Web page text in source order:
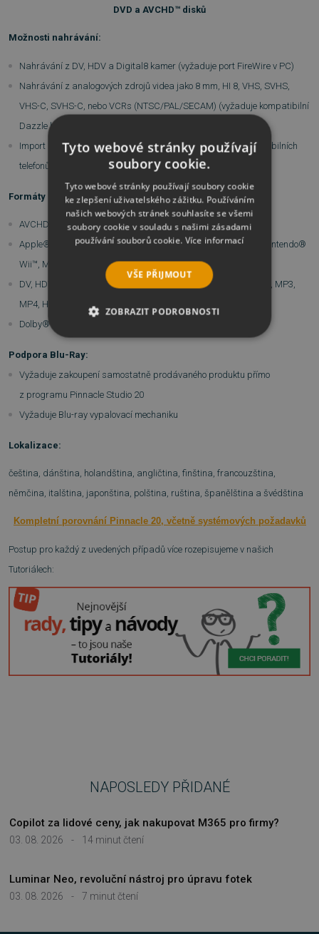
DVD a AVCHD™ disků
Možnosti nahrávání:
Nahrávání z DV, HDV a Digital8 kamer (vyžaduje port FireWire v PC)
Nahrávání z analogových zdrojů videa jako 8 mm, HI 8, VHS, SVHS,
VHS-C, SVHS-C, nebo VCRs (NTSC/PAL/SECAM) (vyžaduje kompatibilní
Dazzle hardware)
Import z AVCHD™ a dalších kamer, digitálních fotoaparátů, mobilních
telefonů a dalších
Formáty pro export:
AVCHD™, DVD (DVD-R, DVD-RW, DVD+R nebo DVD+RW, DL)
Apple® iPod®/iPhone®/iPad®/TV, Sony® PSP®/PS3/PS4, Nintendo®
Wii™, Microsoft® Xbox® kompatibilní formáty
DV, HDV, AVI, DivX, WMV, MPEG-1/-2/-4, Flash, 3GP, WAV, MP2, MP3,
MP4, H.264, DivX Plus® MKV, JPEG, TIF, TGA, BMP
Dolby® Digital 5.1-kanálový zvuk
Podpora Blu-Ray:
Vyžaduje zakoupení samostatně prodávaného produktu přímo
z programu Pinnacle Studio 20
Vyžaduje Blu-ray vypalovací mechaniku
Lokalizace:
čeština, dánština, holandština, angličtina, finština, francouzština,
němčina, italština, japonština, polština, ruština, španělština a švédština
Kompletní porovnání Pinnacle 20, včetně systémových požadavků
Postup pro každý z uvedených případů více rozepisujeme v našich
Tutoriálech:
NAPOSLEDY PŘIDANÉ
03. 08. 2026 - 14 minut čtení
Copilot za lidové ceny, jak nakupovat M365 pro firmy?
03. 08. 2026 - 7 minut čtení
Luminar Neo, revoluční nástroj pro úpravu fotek
Tyto webové stránky používají
soubory cookie.
Tyto webové stránky používají soubory cookie
ke zlepšení uživatelského zážitku. Používáním
našich webových stránek souhlasíte se všemi
soubory cookie v souladu s našimi zásadami
používání souborů cookie. Více informací
VŠE PŘIJMOUT
ZOBRAZIT PODROBNOSTI
NEZBYTNĚ NUTNÉ SOUBORY
VÝKONOVÉ SOUBORY
SOUBORY CÍLENÍ
NEZAŘAZENÉ SOUBORY
Nezbytně nutné soubory
Funkční soubory
Nezařazené soubory
Nezbytně nutné soubory cookie umožňují
základní funkce webových stránek, jako je
přihlášení uživatele a správa účtu. Webové
stránky nelze bez nezbytně nutných souborů
cookie správně používat.
Provider/
__cf_bm
Cloudflare Inc.
.discordapp.net
29 minut
54 sekund